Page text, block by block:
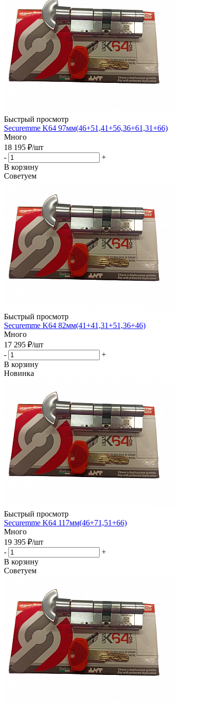
Быстрый просмотр
Securemme K64 97мм(46+51,41+56,36+61,31+66)
Много
18 195 ₽/шт
-
+
В корзину
Советуем
Быстрый просмотр
Securemme K64 82мм(41+41,31+51,36+46)
Много
17 295 ₽/шт
-
+
В корзину
Новинка
Быстрый просмотр
Securemme K64 117мм(46+71,51+66)
Много
19 395 ₽/шт
-
+
В корзину
Советуем